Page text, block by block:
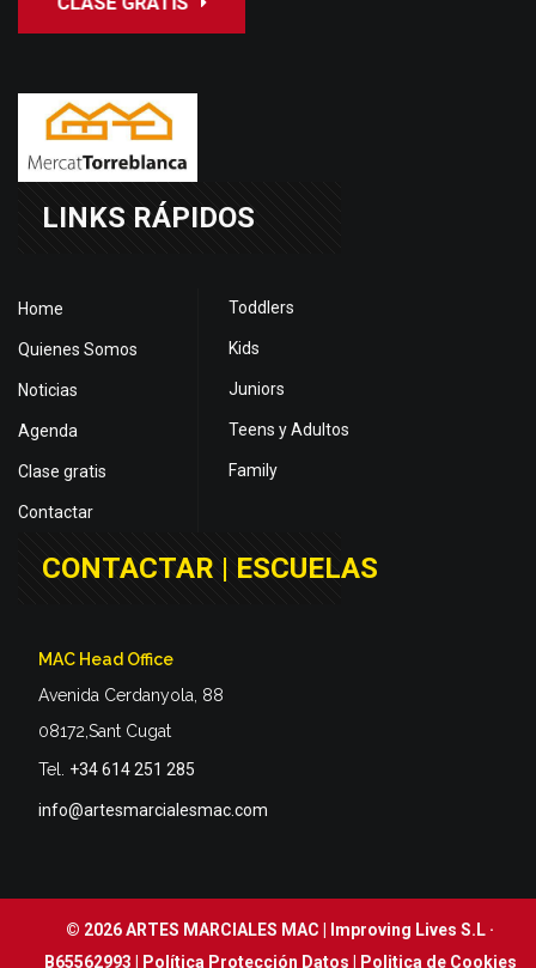
LINKS RÁPIDOS
Home
Quienes Somos
Noticias
Agenda
Clase gratis
Contactar
Toddlers
Kids
Juniors
Teens y Adultos
Family
CONTACTAR | ESCUELAS
MAC Head Office
Avenida Cerdanyola, 88
08172,Sant Cugat
Tel. +34 614 251 285
info@artesmarcialesmac.com
© 2026 ARTES MARCIALES MAC | Improving Lives S.L ·
B65562993 |
Política Protección Datos Politica de Cookies